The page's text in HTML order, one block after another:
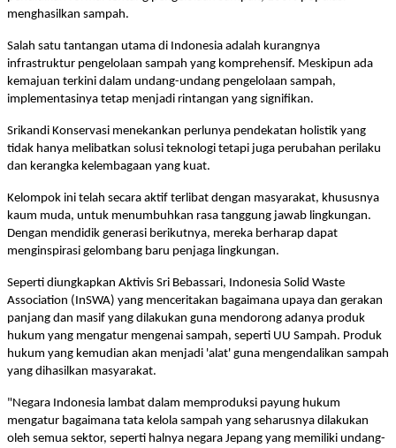
menghasilkan sampah.
Salah satu tantangan utama di Indonesia adalah kurangnya
infrastruktur pengelolaan sampah yang komprehensif. Meskipun ada
kemajuan terkini dalam undang-undang pengelolaan sampah,
implementasinya tetap menjadi rintangan yang signifikan.
Srikandi Konservasi menekankan perlunya pendekatan holistik yang
tidak hanya melibatkan solusi teknologi tetapi juga perubahan perilaku
dan kerangka kelembagaan yang kuat.
Kelompok ini telah secara aktif terlibat dengan masyarakat, khususnya
kaum muda, untuk menumbuhkan rasa tanggung jawab lingkungan.
Dengan mendidik generasi berikutnya, mereka berharap dapat
menginspirasi gelombang baru penjaga lingkungan.
Seperti diungkapkan Aktivis Sri Bebassari, Indonesia Solid Waste
Association (InSWA) yang menceritakan bagaimana upaya dan gerakan
panjang dan masif yang dilakukan guna mendorong adanya produk
hukum yang mengatur mengenai sampah, seperti UU Sampah. Produk
hukum yang kemudian akan menjadi 'alat' guna mengendalikan sampah
yang dihasilkan masyarakat.
"Negara Indonesia lambat dalam memproduksi payung hukum
mengatur bagaimana tata kelola sampah yang seharusnya dilakukan
oleh semua sektor, seperti halnya negara Jepang yang memiliki undang-